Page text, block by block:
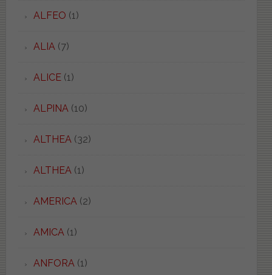
ALFEO (1)
ALIA (7)
ALICE(1)
ALPINA (10)
ALTHEA (32)
ALTHEA (1)
AMERICA (2)
AMICA (1)
ANFORA (1)